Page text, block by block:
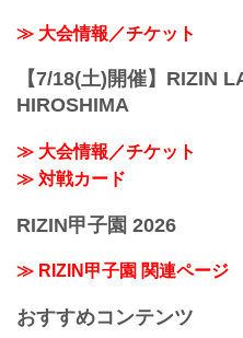
≫ 大会情報／チケット
【7/18(土)開催】RIZIN
HIROSHIMA
≫ 大会情報／チケット
≫ 対戦カード
RIZIN甲子園 2026
≫ RIZIN甲子園 関連ページ
おすすめコンテンツ